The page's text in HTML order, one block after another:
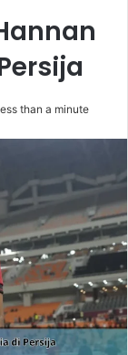
than a minute